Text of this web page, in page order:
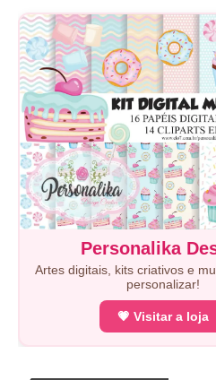
Personalika
Artes digitais, kits criativos e
personalizar!
💗 Visitar a loja